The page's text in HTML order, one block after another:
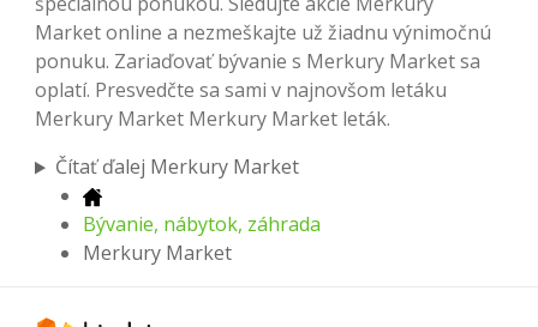
Market online a nezmeškajte už žiadnu výnimočnú
ponuku. Zariaďovať bývanie s Merkury Market sa
oplatí. Presvedčte sa sami v najnovšom letáku
Merkury Market Merkury Market leták.
Čítať ďalej Merkury Market
Bývanie, nábytok, záhrada
Merkury Market